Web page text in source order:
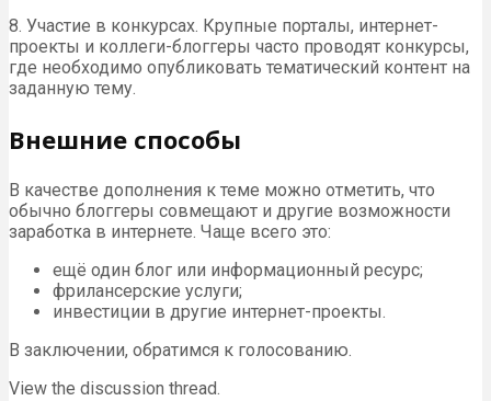
8. Участие в конкурсах. Крупные порталы, интернет-
проекты и коллеги-блоггеры часто проводят конкурсы,
где необходимо опубликовать тематический контент на
заданную тему.
Внешние способы
В качестве дополнения к теме можно отметить, что
обычно блоггеры совмещают и другие возможности
заработка в интернете. Чаще всего это:
ещё один блог или информационный ресурс;
фрилансерские услуги;
инвестиции в другие интернет-проекты.
В заключении, обратимся к голосованию.
View the discussion thread.